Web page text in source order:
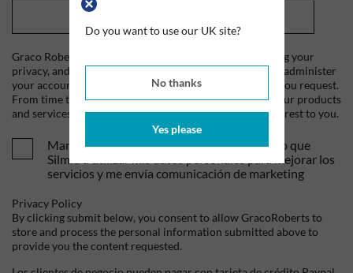
Do you want to use our UK site?
No thanks
Yes please
Graco Roberts is committed to protecting and respecting your
privacy, and we'll only use your personal information to administer
your account and to provide the products and services you request.
From time to time, we would like to contact you about our products
and services, as well as other content that may be of interest to you.
Mandame tus ofertas y novedades. Entiendo que
Silmid a utilizar mis datos personales para mejorar los
servicios y me envía comunicación de marketing
Privacy Policy
By clicking submit below, you consent to allow GracoRoberts to
store and process the personal information submitted above to
provide you the content requested.